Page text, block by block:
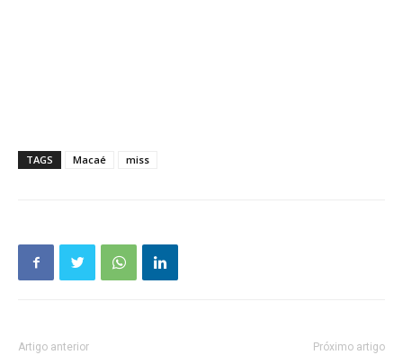
TAGS Macaé miss
Artigo anterior Próximo artigo